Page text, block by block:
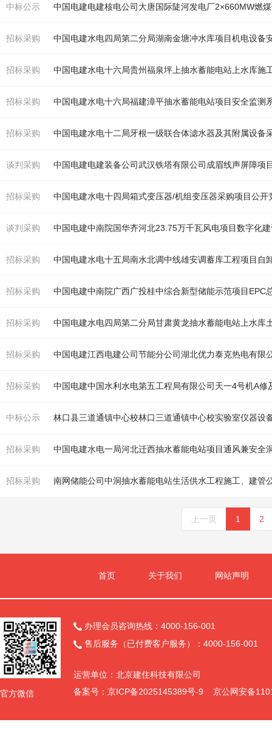
中标公示
招标采购 中国电建水电四局第二分局湖南金塘冲水库项目机电设备
招标采购 中国电建水电十六局贵州福泉坪上抽水蓄能电站上水库施
招标采购 中国电建水电十六局福建漳平抽水蓄能电站项目安全监测
招标采购 中国电建水电十二局牙根一级联合体滤水器及其附属设备
谈判采购
招标采购 中国电建水电十四局箱式变压器/机组变压器采购项目公开
谈判采购 中国电建中南院国华齐河北23.75万千瓦风电项目数字化
招标采购 中国电建水电十五局南水北调中线雄安调蓄库工程项目自
招标采购
招标采购 中国电建水电四局第二分局甘肃黄龙抽水蓄能电站上水库
招标采购
招标采购 中国电建中国水利水电第五工程局有限公司天一4号机A修
中标公示 林口县三道通镇中心校林口三道通镇中心校实验室仪器设
招标采购 中国电建水电一局河北迁西抽水蓄能电站项目通风兼安全
招标采购 南网储能公司中洞抽水蓄能电站生活供水工程施工、建管
上一页 1 2
首页 关于我们 网站声明
官方微信
 办理会员咨询热线：4000-156-001
 售后服务（已付费客户服务）：4000-156-001
运营单位：北京建住科技有限公司
备案号： 京ICP备2025145389号-9 京公网安备